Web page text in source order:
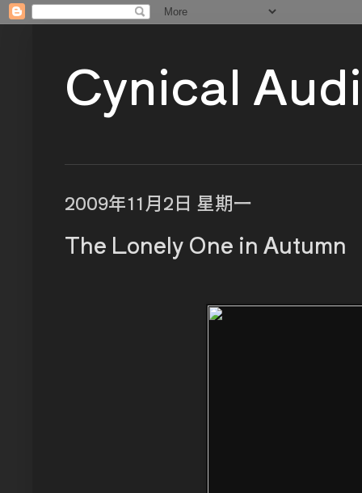
Cynical
2009年11月2日 星期一
The Lonely One in Autumn